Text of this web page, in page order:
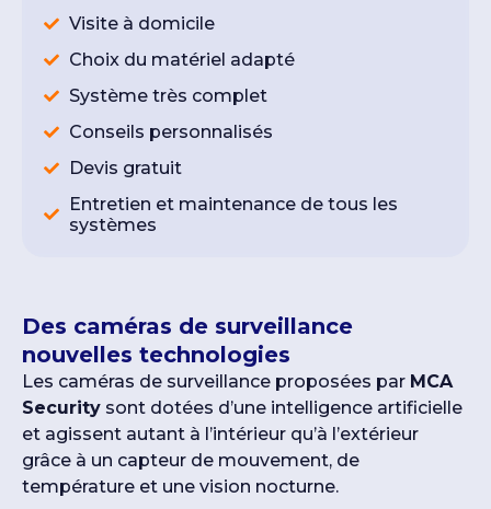
Visite à domicile
Choix du matériel adapté
Système très complet
Conseils personnalisés
Devis gratuit
Entretien et maintenance de tous les
systèmes
Des caméras de surveillance
nouvelles technologies
Les caméras de surveillance proposées par MCA
Security sont dotées d’une intelligence artificielle
et agissent autant à l’intérieur qu’à l’extérieur
grâce à un capteur de mouvement, de
température et une vision nocturne.